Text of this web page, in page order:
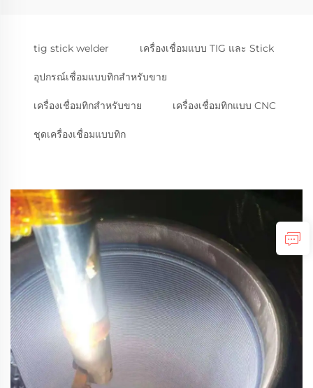
tig stick welder เครื่องเชื่อมแบบ TIG และ Stick
อุปกรณ์เชื่อมแบบทิกสำหรับขาย
เครื่องเชื่อมทิกสำหรับขาย เครื่องเชื่อมทิกแบบ CNC
ชุดเครื่องเชื่อมแบบทิก